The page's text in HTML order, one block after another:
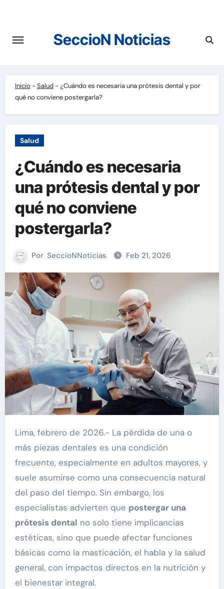
contenido
SeccioN Noticias
Inicio - Salud- ¿Cuándo es necesaria una prótesis dental y por
qué no conviene postergarla?
Salud
¿Cuándo es necesaria
una prótesis dental y por
qué no conviene
postergarla?
Por SeccioNNoticias Feb 21, 2026
Lima, febrero de 2026.- La pérdida de una o
más piezas dentales es una condición
frecuente, especialmente en adultos mayores, y
suele asumirse como una consecuencia natural
del paso del tiempo. Sin embargo, los
especialistas advierten que postergar una
prótesis dental no solo tiene implicancias
estéticas, sino que puede afectar funciones
básicas como la masticación, el habla y la salud
general, con impactos directos en la nutrición y
el bienestar integral.